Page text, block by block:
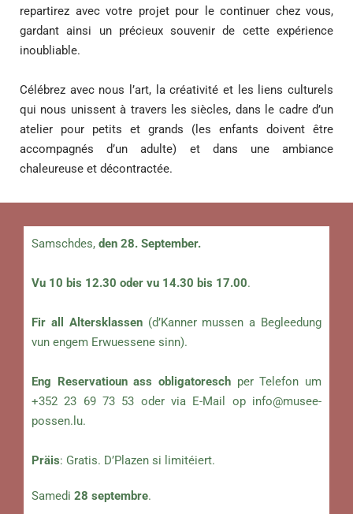
repartirez avec votre projet pour le continuer chez vous,
gardant ainsi un précieux souvenir de cette expérience
inoubliable.
Célébrez avec nous l’art, la créativité et les liens culturels
qui nous unissent à travers les siècles, dans le cadre d’un
atelier pour petits et grands (les enfants doivent être
accompagnés d’un adulte) et dans une ambiance
chaleureuse et décontractée.
Samschdes, den 28. September.
Vu 10 bis 12.30 oder vu 14.30 bis 17.00.
Fir all Altersklassen (d’Kanner mussen a Begleedung
vun engem Erwuessene sinn).
Eng Reservatioun ass obligatoresch per Telefon um
+352 23 69 73 53 oder via E-Mail op info@musee-
possen.lu.
Präis: Gratis. D’Plazen si limitéiert.
Samedi 28 septembre.